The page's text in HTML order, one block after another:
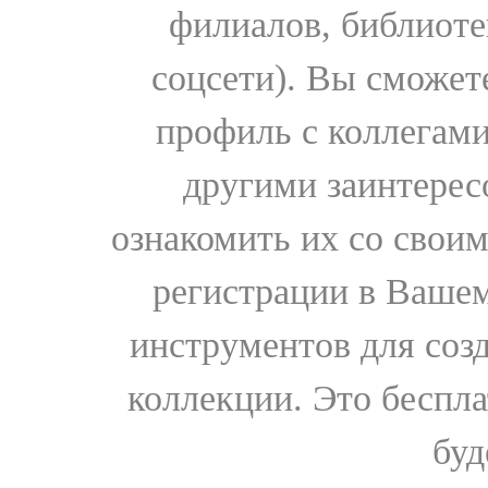
филиалов,
соцсети). Вы
профиль с
другими
ознакомить их со
регистрации в
инструментов для
коллекции. Это